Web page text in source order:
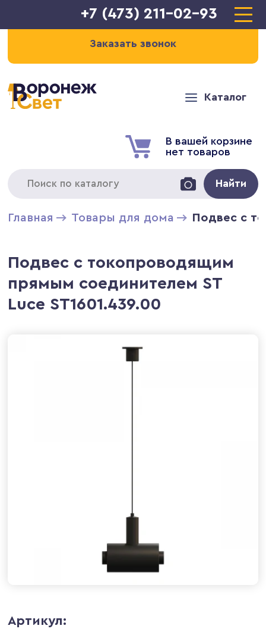
+7 (473) 211-02-93
Заказать звонок
Каталог
В вашей корзине
нет товаров
Найти
Главная Товары для дома Подвес с
Подвес с токопроводящим
прямым соединителем ST
Luce ST1601.439.00
Артикул: